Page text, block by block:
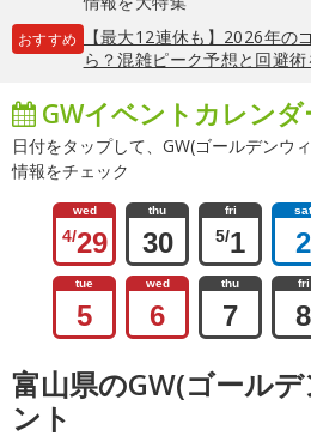
おすすめ
【最大12連休も】2026年の
ら？混雑ピーク予想と回避術
GWイベントカレンダ
日付をタップして、GW(ゴールデンウ
情報をチェック
wed
4/29
thu
30
fri
5/1
sat
2
tue
5
wed
6
thu
7
fri
8
富山県のGW(ゴール
ント